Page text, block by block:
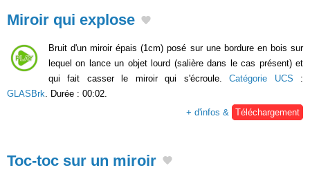
Miroir qui explose
Bruit d'un miroir épais (1cm) posé sur une bordure en bois sur
lequel on lance un objet lourd (salière dans le cas présent) et
qui fait casser le miroir qui s'écroule.Catégorie UCS :
GLASBrk . Durée : 00:02.
+ d'infos &
Téléchargement
Toc-toc sur un miroir